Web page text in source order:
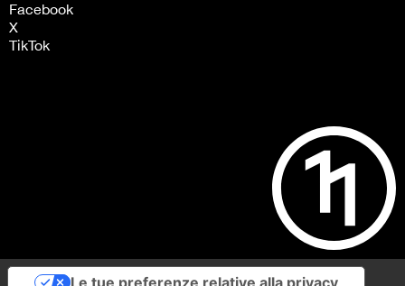
Facebook
X
TikTok
Le tue preferenze relative alla privacy